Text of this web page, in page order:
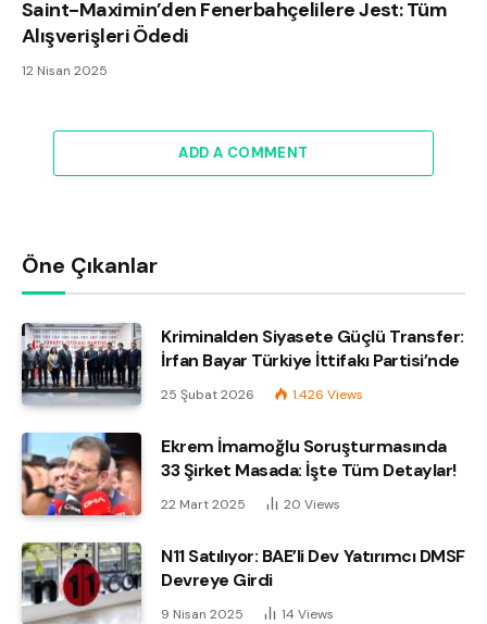
Saint-Maximin’den Fenerbahçelilere Jest: Tüm
Alışverişleri Ödedi
12 Nisan 2025
ADD A COMMENT
Öne Çıkanlar
Kriminalden Siyasete Güçlü Transfer:
İrfan Bayar Türkiye İttifakı Partisi’nde
25 Şubat 2026 1.426 Views
Ekrem İmamoğlu Soruşturmasında
33 Şirket Masada: İşte Tüm Detaylar!
22 Mart 2025 20 Views
N11 Satılıyor: BAE’li Dev Yatırımcı DMSF
Devreye Girdi
9 Nisan 2025 14 Views